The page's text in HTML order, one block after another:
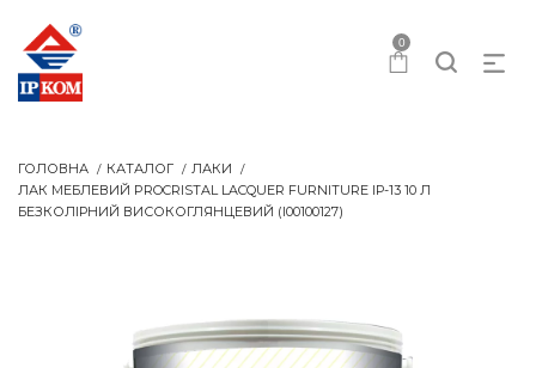
0
ГОЛОВНА КАТАЛОГ
ЛАКИ
ЛАК МЕБЛЕВИЙ PROCRISTAL LACQUER FURNITURE IР-13 10 Л
БЕЗКОЛІРНИЙ ВИСОКОГЛЯНЦЕВИЙ (I00100127)